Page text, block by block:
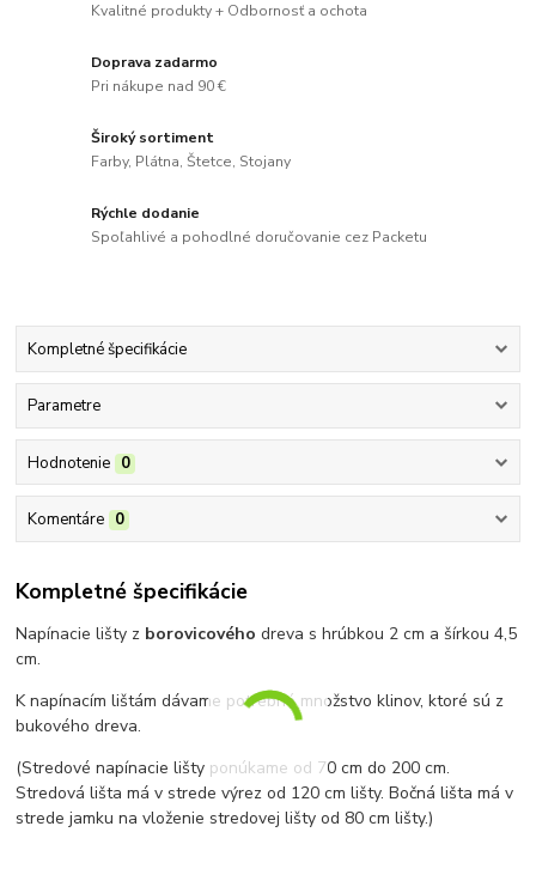
Kvalitné produkty + Odbornosť a ochota
Doprava zadarmo
Pri nákupe nad 90 €
Široký sortiment
Farby, Plátna, Štetce, Stojany
Rýchle dodanie
Spoľahlivé a pohodlné doručovanie cez Packetu
Kompletné špecifikácie
Parametre
Hodnotenie 0
Komentáre 0
Kompletné špecifikácie
Napínacie lišty z borovicovéhodreva s hrúbkou 2 cm a šírkou 4,5
cm.
K napínacím lištám dávame potrebné množstvo klinov, ktoré sú z
bukového dreva.
(Stredové napínacie lišty ponúkame od 70 cm do 200 cm.
Stredová lišta má v strede výrez od 120 cm lišty. Bočná lišta má v
strede jamku na vloženie stredovej lišty od 80 cm lišty.)